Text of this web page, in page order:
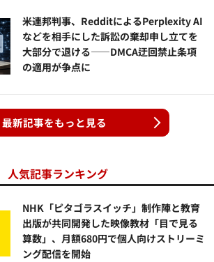
米連邦判事、RedditによるPerplexity AI
などを相手にした訴訟の棄却申し立てを
大部分で退ける——DMCA迂回禁止条項
の適用が争点に
最新記事をもっと見る
人気記事ランキング
NHK「ピタゴラスイッチ」制作陣と教育
出版が共同開発した映像教材「目で見る
算数」、月額680円で個人向けストリーミ
ング配信を開始